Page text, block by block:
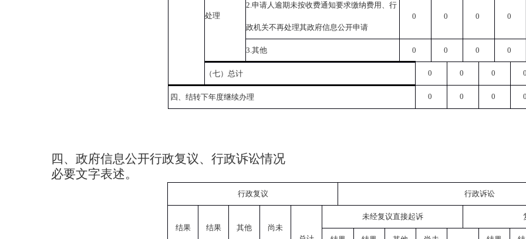
处理
2.申请人逾期未按收费通知要求缴纳费用、行
政机关不再处理其政府信息公开申请
0 0 0 0
3.其他 0 0 0 0
（七）总计 0 0 0 0
四、结转下年度继续办理 0 0 0 0
四、政府信息公开行政复议、行政诉讼情况
必要文字表述。
行政复议 行政诉讼
结果 结果 其他
尚未
未经复议直接起诉